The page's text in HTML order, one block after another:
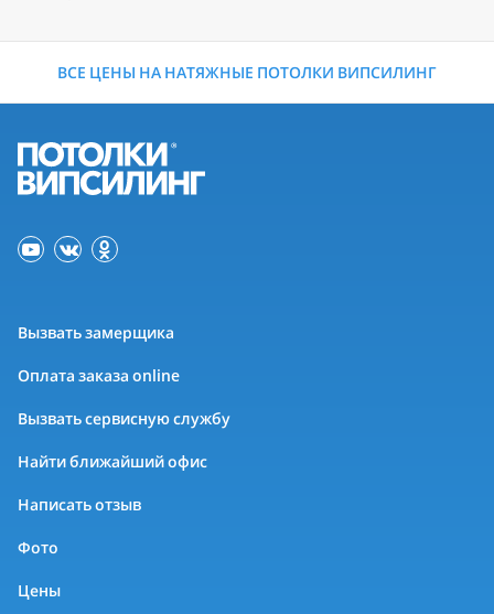
ВСЕ ЦЕНЫ НА НАТЯЖНЫЕ ПОТОЛКИ ВИПСИЛИНГ
Вызвать замерщика
Оплата заказа online
Вызвать сервисную службу
Найти ближайший офис
Написать отзыв
Фото
Цены